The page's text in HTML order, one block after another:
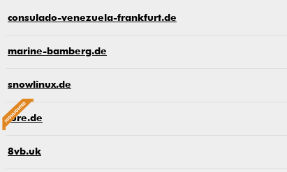
consulado-venezuela-frankfurt.de
marine-bamberg.de
snowlinux.de
lure.de
8vb.uk